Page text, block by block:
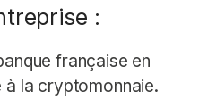
:
française en
à la cryptomonnaie.